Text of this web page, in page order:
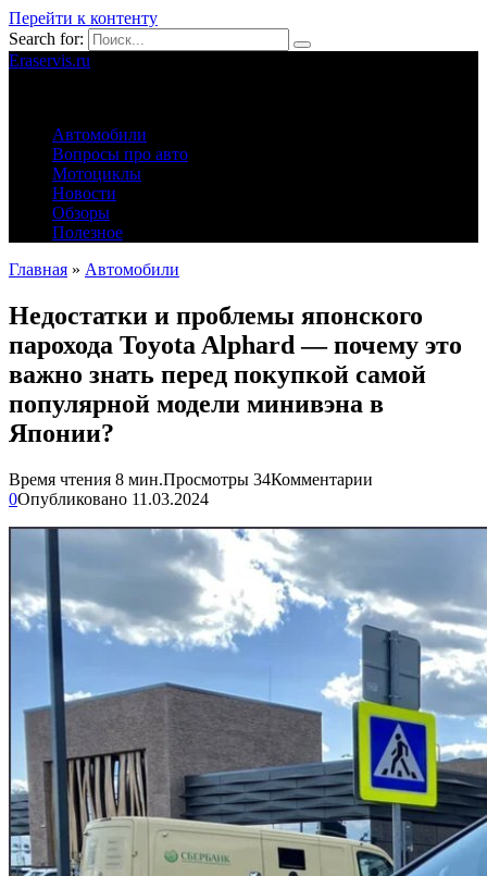
Перейти к контенту
Search for:
Eraservis.ru
Автомобили
Вопросы про авто
Мотоциклы
Новости
Обзоры
Полезное
Главная » Автомобили
Недостатки и проблемы японского
парохода Toyota Alphard — почему это
важно знать перед покупкой самой
популярной модели минивэна в
Японии?
Время чтения 8 мин.Просмотры 34Комментарии
0Опубликовано 11.03.2024